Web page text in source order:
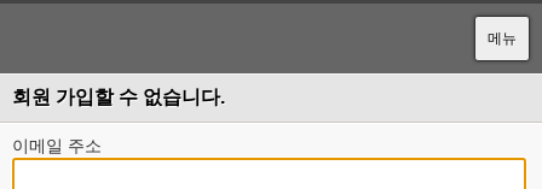
메뉴
회원 가입할 수 없습니다.
이메일 주소